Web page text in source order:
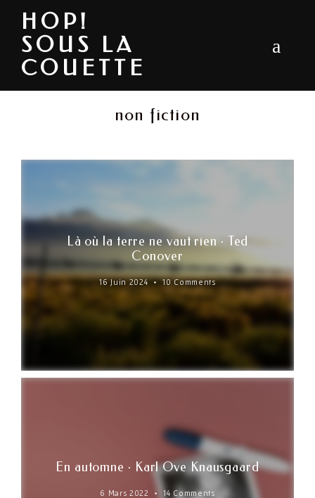
HOP!
SOUS LA
COUETTE
non fiction
Là où la terre ne vaut rien · Ted
Conover
16 Juin 2024 10 Comments
En automne · Karl Ove Knausgaard
6 Mars 2022 14 Comments